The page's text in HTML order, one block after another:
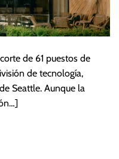
de 61 puestos de
de tecnología,
Seattle. Aunque la